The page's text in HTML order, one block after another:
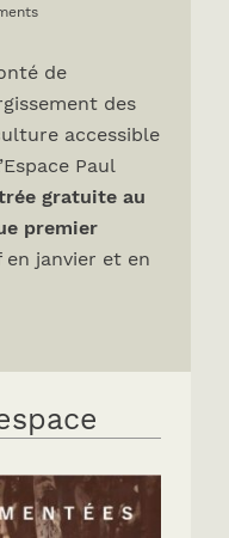
de
des
accessible
Paul
gratuite au
premier
en janvier et en